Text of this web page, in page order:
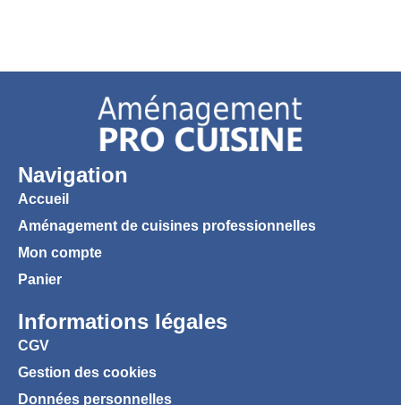
Navigation
Accueil
Aménagement de cuisines professionnelles
Mon compte
Panier
Informations légales
CGV
Gestion des cookies
Données personnelles